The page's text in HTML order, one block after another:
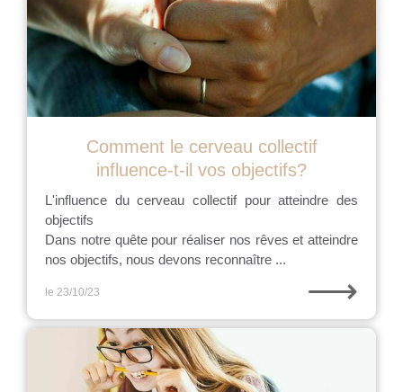
Comment le cerveau collectif
influence-t-il vos objectifs?
L'influence du cerveau collectif pour atteindre des
objectifs
Dans notre quête pour réaliser nos rêves et atteindre
nos objectifs, nous devons reconnaître ...
le 23/10/23 ⟶